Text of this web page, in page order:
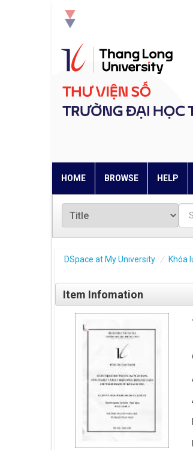
HOME BROWSE HELP
DSpace at My University Khóa
Item Infomation